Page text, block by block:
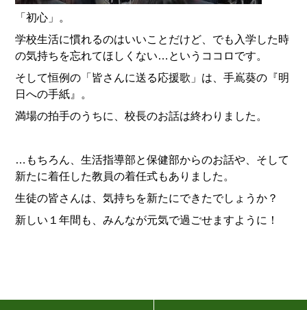
「初心」。
学校生活に慣れるのはいいことだけど、でも入学した時
の気持ちを忘れてほしくない…というココロです。
そして恒例の「皆さんに送る応援歌」は、手嶌葵の『明
日への手紙』。
満場の拍手のうちに、校長のお話は終わりました。
…もちろん、生活指導部と保健部からのお話や、そして
新たに着任した教員の着任式もありました。
生徒の皆さんは、気持ちを新たにできたでしょうか？
新しい１年間も、みんなが元気で過ごせますように！